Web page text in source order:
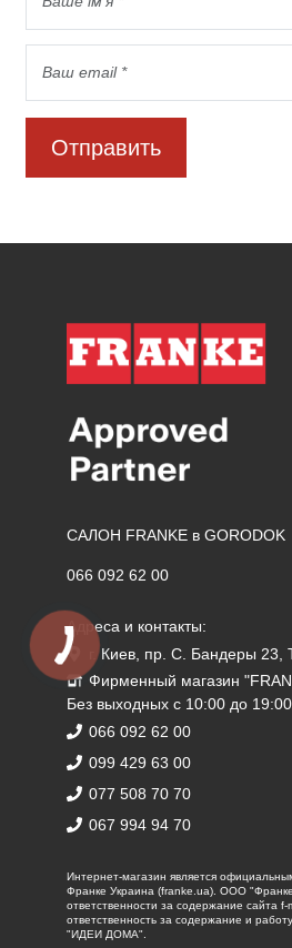
Отправить
САЛОН FRANKE в GORODOK
066 092 62 00
Адреса и контакты:
г. Киев, пр. С. Бандеры 23,
Фирменный магазин
Без выходных с 10:00 до 19:00
066 092 62 00
099 429 63 00
077 508 70 70
067 994 94 70
Интернет-магазин является
Франке Украина (franke.ua). ООО
ответственности за содержание сайта
ответственность за содержание и
"ИДЕИ ДОМА".